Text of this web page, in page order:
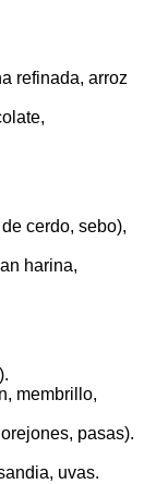
refinada, arroz
cerdo, sebo),
harina,
membrillo,
pasas).
uvas.